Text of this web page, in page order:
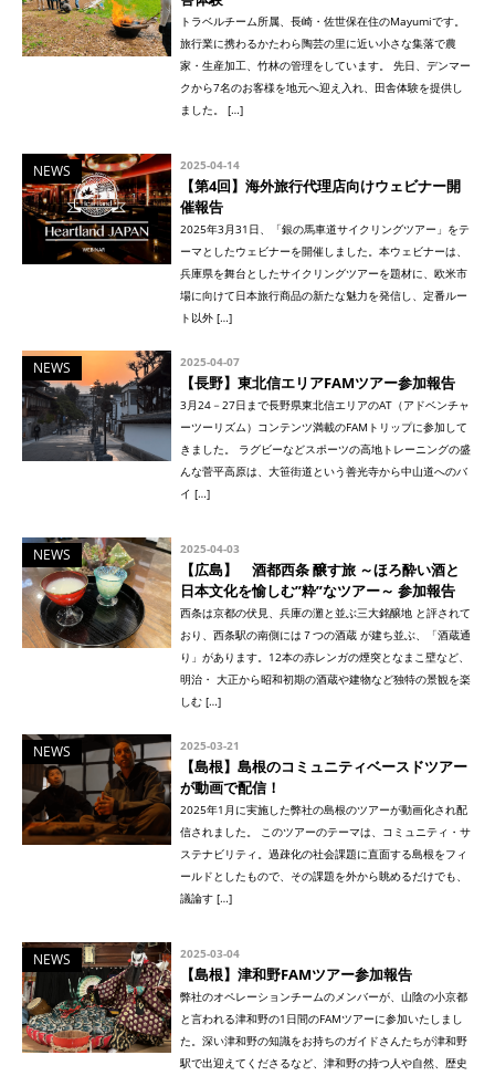
トラベルチーム所属、長崎・佐世保在住のMayumiです。
旅行業に携わるかたわら陶芸の里に近い小さな集落で農
家・生産加工、竹林の管理をしています。 先日、デンマー
クから7名のお客様を地元へ迎え入れ、田舎体験を提供し
ました。 […]
NEWS 2025-04-14
【第4回】海外旅行代理店向けウェビナー開
催報告
2025年3月31日、「銀の馬車道サイクリングツアー」をテ
ーマとしたウェビナーを開催しました。本ウェビナーは、
兵庫県を舞台としたサイクリングツアーを題材に、欧米市
場に向けて日本旅行商品の新たな魅力を発信し、定番ルー
ト以外 […]
NEWS 2025-04-07
【長野】東北信エリアFAMツアー参加報告
3月24－27日まで長野県東北信エリアのAT（アドベンチャ
ーツーリズム）コンテンツ満載のFAMトリップに参加して
きました。 ラグビーなどスポーツの高地トレーニングの盛
んな菅平高原は、大笹街道という善光寺から中山道へのバ
イ […]
NEWS 2025-04-03
【広島】 酒都西条 醸す旅 ～ほろ酔い酒と
日本文化を愉しむ”粋”なツアー～ 参加報告
西条は京都の伏見、兵庫の灘と並ぶ三大銘醸地 と評されて
おり、西条駅の南側には７つの酒蔵 が建ち並ぶ、「酒蔵通
り」があります。12本の赤レンガの煙突となまこ壁など、
明治・ 大正から昭和初期の酒蔵や建物など独特の景観を楽
しむ […]
NEWS 2025-03-21
【島根】島根のコミュニティベースドツアー
が動画で配信！
2025年1月に実施した弊社の島根のツアーが動画化され配
信されました。 このツアーのテーマは、コミュニティ・サ
ステナビリティ。過疎化の社会課題に直面する島根をフィ
ールドとしたもので、その課題を外から眺めるだけでも、
議論す […]
NEWS 2025-03-04
【島根】津和野FAMツアー参加報告
弊社のオペレーションチームのメンバーが、山陰の小京都
と言われる津和野の1日間のFAMツアーに参加いたしまし
た。深い津和野の知識をお持ちのガイドさんたちが津和野
駅で出迎えてくださるなど、津和野の持つ人や自然、歴史